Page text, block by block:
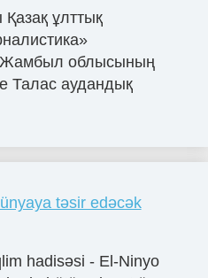
ұлттық
Жамбыл облысының
Талас аудандық
təsir edəcək
hadisəsi - El-Ninyo